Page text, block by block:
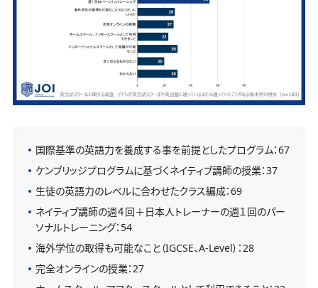
国際基準の英語力を養成する事を前提としたプログラム：67
ケンブリッジプログラムに基づくネイティブ講師の授業：37
生徒の英語力のレベルに合わせたクラス編成：69
ネイティブ講師の週４回＋日本人トレーナーの週１回のパー
ソナルトレーニング：54
海外学位の取得も可能なこと（IGCSE、A-Level）：28
完全オンラインの授業：27